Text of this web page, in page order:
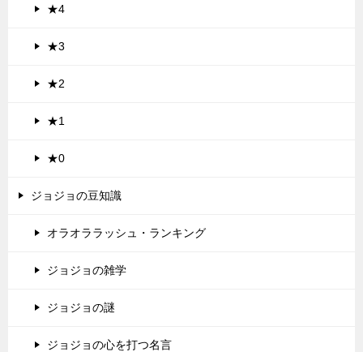
★4
★3
★2
★1
★0
ジョジョの豆知識
オラオララッシュ・ランキング
ジョジョの雑学
ジョジョの謎
ジョジョの心を打つ名言